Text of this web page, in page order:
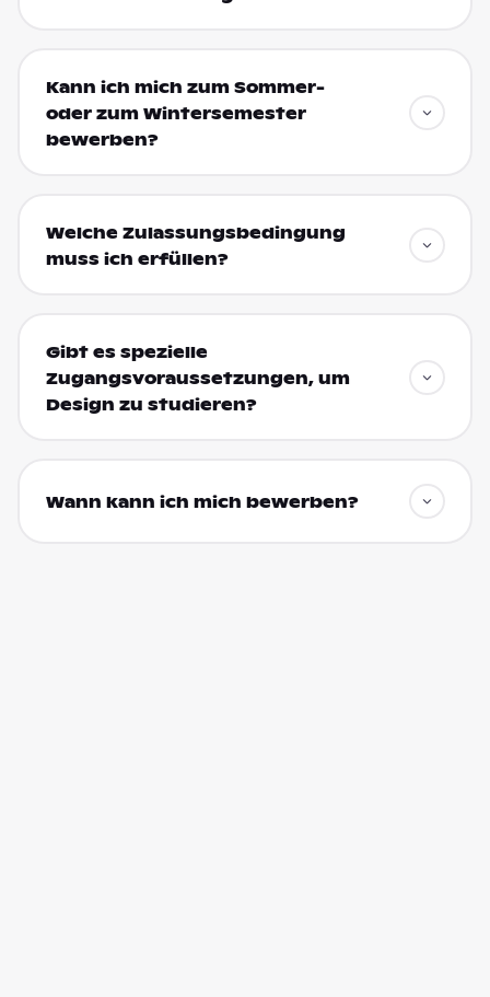
Kann ich mich zum Sommer-
oder zum Wintersemester
bewerben?
Welche Zulassungsbedingung
muss ich erfüllen?
Gibt es spezielle
Zugangsvoraussetzungen, um
Design zu studieren?
Wann kann ich mich bewerben?